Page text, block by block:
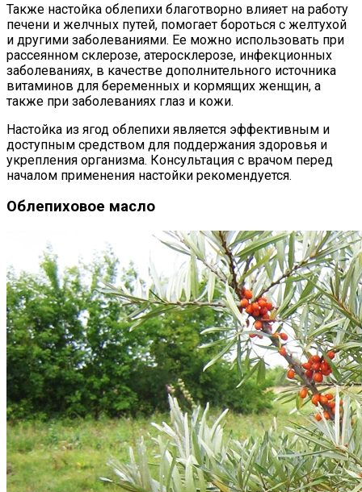
Также настойка облепихи благотворно влияет на работу
печени и желчных путей, помогает бороться с желтухой
и другими заболеваниями. Ее можно использовать при
рассеянном склерозе, атеросклерозе, инфекционных
заболеваниях, в качестве дополнительного источника
витаминов для беременных и кормящих женщин, а
также при заболеваниях глаз и кожи.
Настойка из ягод облепихи является эффективным и
доступным средством для поддержания здоровья и
укрепления организма. Консультация с врачом перед
началом применения настойки рекомендуется.
Облепиховое масло